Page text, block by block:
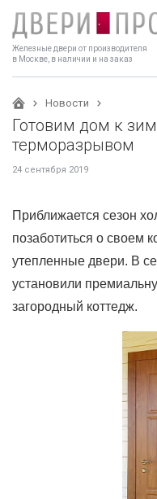
Железные двери от производителя
в Москве, в наличии и на заказ
Новости
Готовим дом к
терморазрывом
24 сентября 2019
Приближается сезон
позаботиться о своем
утепленные двери. В
установили
загородный коттедж.